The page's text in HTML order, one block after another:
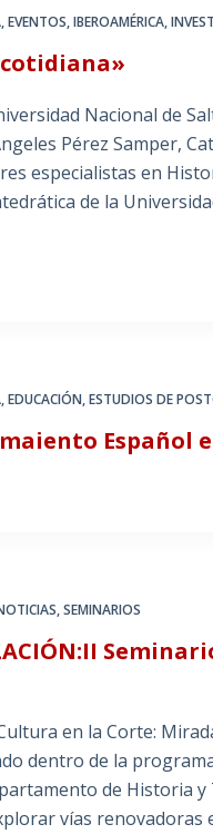
,EVENTOS,IBEROAMÉRICA,
Nacional de
Pérez Samper,
especialistas en
de la
,EDUCACIÓN,ESTUDIOS DE
Español
,SEMINARIOS
en la Corte:
dentro de la
de Historia y
vías